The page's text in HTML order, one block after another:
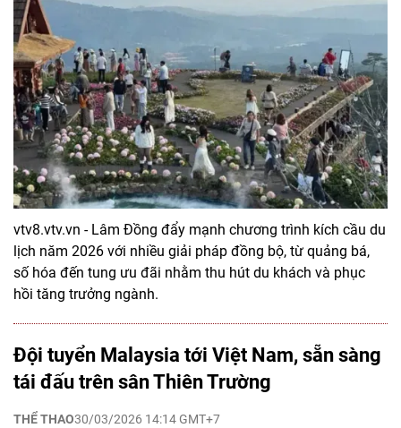
vtv8.vtv.vn - Lâm Đồng đẩy mạnh chương trình kích cầu du
lịch năm 2026 với nhiều giải pháp đồng bộ, từ quảng bá,
số hóa đến tung ưu đãi nhằm thu hút du khách và phục
hồi tăng trưởng ngành.
Đội tuyển Malaysia tới Việt Nam, sẵn sàng
tái đấu trên sân Thiên Trường
THỂ THAO30/03/2026 14:14 GMT+7